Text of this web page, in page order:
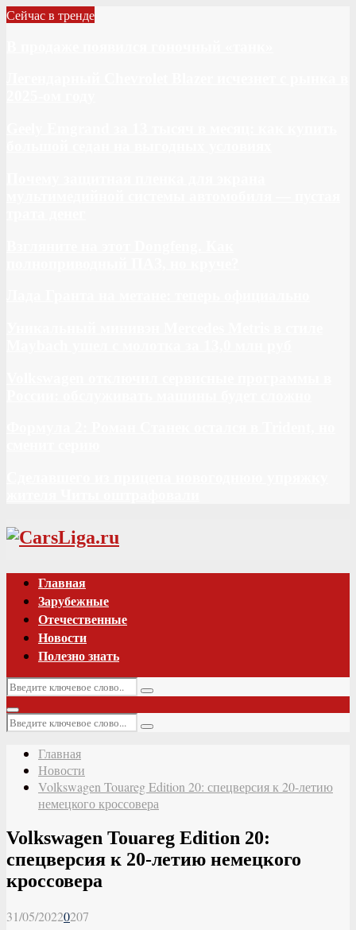
Сейчас в тренде
Vk
Главная
Зарубежные
Отечественные
Новости
Полезно знать
Искать:
Поиск
Основное
меню
Искать:
Поиск
Главная
Новости
Volkswagen Touareg Edition 20: спецверсия к 20-летию
немецкого кроссовера
Volkswagen Touareg Edition 20:
спецверсия к 20-летию немецкого
кроссовера
31/05/20220207